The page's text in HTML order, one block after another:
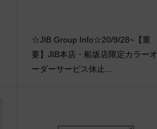
☆JIB Group Info☆20/9/28~【重
要】JIB本店・船坂店限定カラーオ
ーダーサービス休止...